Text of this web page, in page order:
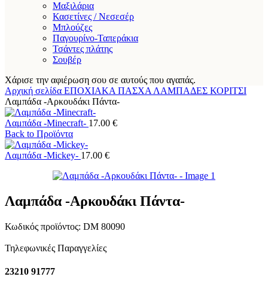
Μαξιλάρια
Κασετίνες / Νεσεσέρ
Μπλούζες
Παγουρίνο-Ταπεράκια
Τσάντες πλάτης
Σουβέρ
Χάρισε την αφιέρωση σου σε αυτούς που αγαπάς.
Αρχική σελίδα ΕΠΟΧΙΑΚΑ ΠΑΣΧΑ ΛΑΜΠΑΔΕΣ ΚΟΡΙΤΣΙ
Λαμπάδα -Αρκουδάκι Πάντα-
Λαμπάδα -Minecraft- 17.00 €
Back to Προϊόντα
Λαμπάδα -Mickey- 17.00 €
Λαμπάδα -Αρκουδάκι Πάντα-
Κωδικός προϊόντος: DM 80090
Τηλεφωνικές Παραγγελίες
23210 91777